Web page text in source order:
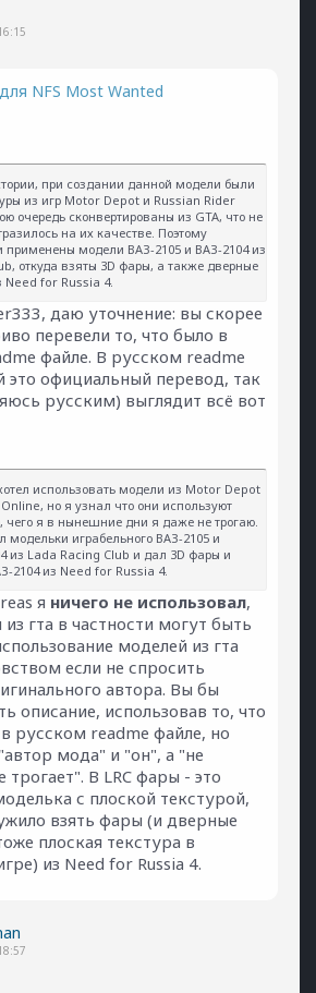
NFS Most Wanted
при создании данной модели были
из игр Motor Depot и Russian Rider
очередь сконвертированы из GTA, что не
на их качестве. Поэтому
применены модели ВАЗ-2105 и ВАЗ-2104 из
откуда взяты 3D фары, а также дверные
Need for Russia 4.
даю уточнение: вы скорее
перевели то, что было в
файле. В русском readme
это официальный перевод, так
русским) выглядит всё вот
использовать модели из Motor Depot
но я узнал что они используют
чего я в нынешние дни я даже не трогаю.
модельки играбельного ВАЗ-2105 и
из Lada Racing Club и дал 3D фары и
2104 из Need for Russia 4.
я ничего не использовал,
гта в частности могут быть
моделей из гта
если не спросить
автора. Вы бы
описание, использовав то, что
русском readme файле, но
мода" и "он", а "не
трогает". В LRC фары - это
с плоской текстурой,
взять фары (и дверные
плоская текстура в
из Need for Russia 4.